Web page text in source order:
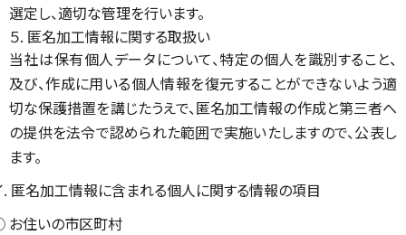
選定し、適切な管理を行います。
５. 匿名加工情報に関する取扱い
当社は保有個人データについて、特定の個人を識別すること、
及び、作成に用いる個人情報を復元することができないよう適
切な保護措置を講じたうえで、匿名加工情報の作成と第三者へ
の提供を法令で認められた範囲で実施いたしますので、公表し
ます。
. 匿名加工情報に含まれる個人に関する情報の項目
住いの市区町村